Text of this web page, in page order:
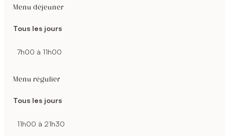
Menu déjeuner
Tous les jours
7h00 à 11h00
Menu régulier
Tous les jours
11h00 à 21h30